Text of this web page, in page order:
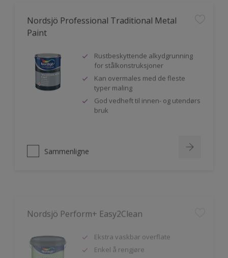
Nordsjö Professional Traditional Metal
Paint
for stålkonstruksjoner
Kan overmales med de fleste
typer maling
God vedheft til innen- og utendørs
bruk
Ekstra vaskbar overflate